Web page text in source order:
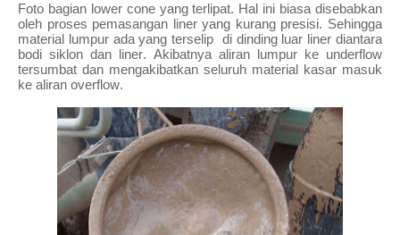
Foto bagian lower cone yang terlipat. Hal ini biasa disebabkan
oleh proses pemasangan liner yang kurang presisi. Sehingga
material lumpur ada yang terselip di dinding luar liner diantara
bodi siklon dan liner. Akibatnya aliran lumpur ke underflow
tersumbat dan mengakibatkan seluruh material kasar masuk
ke aliran overflow.